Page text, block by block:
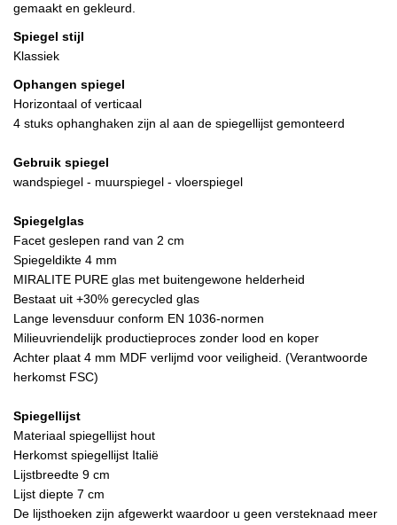
gemaakt en gekleurd.
Spiegel stijl
Klassiek
Ophangen spiegel
Horizontaal of verticaal
4 stuks ophanghaken zijn al aan de spiegellijst gemonteerd
Gebruik spiegel
wandspiegel - muurspiegel - vloerspiegel
Spiegelglas
Facet geslepen rand van 2 cm
Spiegeldikte 4 mm
MIRALITE PURE glas met buitengewone helderheid
Bestaat uit +30% gerecycled glas
Lange levensduur conform EN 1036-normen
Milieuvriendelijk productieproces zonder lood en koper
Achter plaat 4 mm MDF verlijmd voor veiligheid. (Verantwoorde
herkomst FSC)
Spiegellijst
Materiaal spiegellijst hout
Herkomst spiegellijst Italië
Lijstbreedte 9 cm
Lijst diepte 7 cm
De lijsthoeken zijn afgewerkt waardoor u geen versteknaad meer